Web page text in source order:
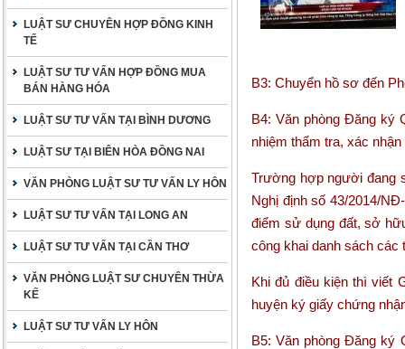
LUẬT SƯ CHUYÊN HỢP ĐỒNG KINH
TẾ
LUẬT SƯ TƯ VẤN HỢP ĐỒNG MUA
BÁN HÀNG HÓA
LUẬT SƯ TƯ VẤN TẠI BÌNH DƯƠNG
LUẬT SƯ TẠI BIÊN HÒA ĐỒNG NAI
VĂN PHÒNG LUẬT SƯ TƯ VẤN LY HÔN
LUẬT SƯ TƯ VẤN TẠI LONG AN
LUẬT SƯ TƯ VẤN TẠI CẦN THƠ
VĂN PHÒNG LUẬT SƯ CHUYÊN THỪA
KẾ
LUẬT SƯ TƯ VẤN LY HÔN
B3: Chuyển hồ sơ đến
B4: Văn phòng Đăng ký
nhiệm thẩm tra, xác
Trường hợp người đang
Nghị định số 43/2014/
điểm sử dụng đất, sở
công khai danh sách các
Khi đủ điều kiện thì viết
huyện ký giấy chứng
B5: Văn phòng Đăng ký